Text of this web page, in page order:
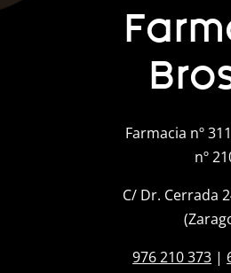
Farmacia nº
nº
C/ Dr. Cerrada
976 210 373 |